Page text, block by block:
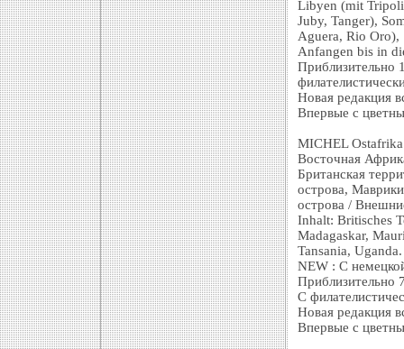
Libyen (mit
Juby, Tanger),
Aguera, Rio Oro),
Anfangen bis in
Приблизительно
Новая редакция
Впервые с
MICHEL
Восточная
Британская
острова,
острова /
Inhalt: Britisches
Madagaskar,
Tansania, Uganda.
NEW : С
Приблизительно
С
Новая редакция
Впервые с